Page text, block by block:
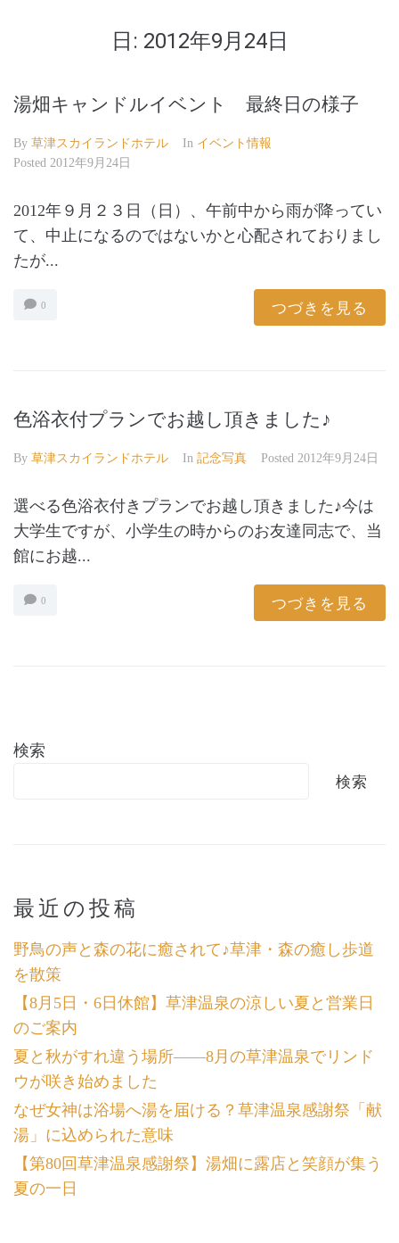
日: 2012年9月24日
湯畑キャンドルイベント 最終日の様子
By 草津スカイランドホテル In イベント情報
Posted 2012年9月24日
2012年９月２３日（日）、午前中から雨が降ってい
て、中止になるのではないかと心配されておりまし
たが...
0 つづきを見る
色浴衣付プランでお越し頂きました♪
By 草津スカイランドホテル In 記念写真 Posted 2012年9月24日
選べる色浴衣付きプランでお越し頂きました♪今は
大学生ですが、小学生の時からのお友達同志で、当
館にお越...
0 つづきを見る
検索
検索
最近の投稿
野鳥の声と森の花に癒されて♪草津・森の癒し歩道
を散策
【8月5日・6日休館】草津温泉の涼しい夏と営業日
のご案内
夏と秋がすれ違う場所――8月の草津温泉でリンド
ウが咲き始めました
なぜ女神は浴場へ湯を届ける？草津温泉感謝祭「献
湯」に込められた意味
【第80回草津温泉感謝祭】湯畑に露店と笑顔が集う
夏の一日